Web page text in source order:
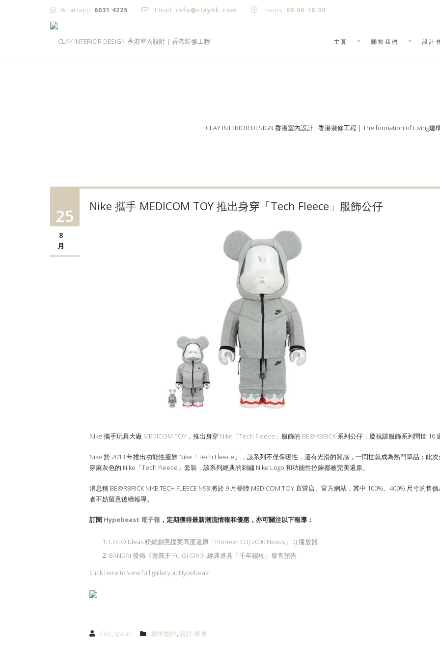
Whatsapp: 6031 4225 Email: info@clayhk.com Hours: 09:00-18:30
主頁 關於我們 設計
CLAY INTERIOR DESIGN 香港室內設計| 香港裝修工程 | The formation of Living建
25
8
月
Nike 攜手 MEDICOM TOY 推出身穿「Tech Fleece」服飾公仔
Nike 攜手玩具大廠 MEDICOM TOY ，推出身穿 Nike「Tech Fleece」 服飾的 BE@RBRICK 系列公仔，慶祝該服飾系列問世 10
Nike 於 2013 年推出功能性服飾 Nike「Tech Fleece」，該系列不僅保暖性，還有光滑的質感，一問世就成為熱門單品；此
穿麻灰色的 Nike「Tech Fleece」套裝，該系列經典的刺繡 Nike Logo 和功能性拉鍊都被完美還原。
消息稱 BE@RBRICK NIKE TECH FLEECE N98 將於 9 月登陸 MEDICOM TOY 直營店、官方網站，其中 100%、400% 尺寸的
者不妨留意後續報導。
訂閱 Hypebeast 電子報 ，定期獲得最新潮流情報和優惠，亦可關注以下報導：
LEGO Ideas 粉絲創意提案高度還原「Pioneer CDJ 2000 Nexus」DJ 播放器
BANDAI 發佈《遊戲王 Yu-Gi-Oh!》經典道具「千年錫杖」發售預告
Click here to view full gallery at Hypebeast
Clay_speak 藝術創作, 設計/家居